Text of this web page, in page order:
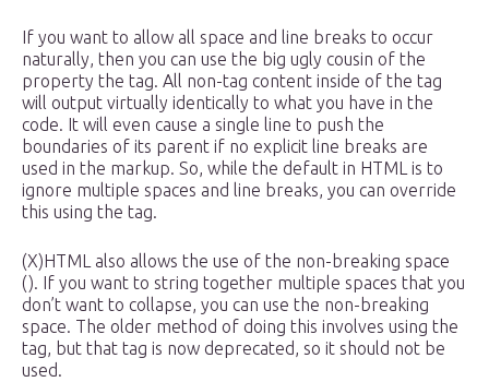
If you want to allow all space and line breaks to occur
naturally, then you can use the big ugly cousin of the
property the tag. All non-tag content inside of the tag
will output virtually identically to what you have in the
code. It will even cause a single line to push the
boundaries of its parent if no explicit line breaks are
used in the markup. So, while the default in HTML is to
ignore multiple spaces and line breaks, you can override
this using the tag.
(X)HTML also allows the use of the non-breaking space
(). If you want to string together multiple spaces that you
don’t want to collapse, you can use the non-breaking
space. The older method of doing this involves using the
tag, but that tag is now deprecated, so it should not be
used.